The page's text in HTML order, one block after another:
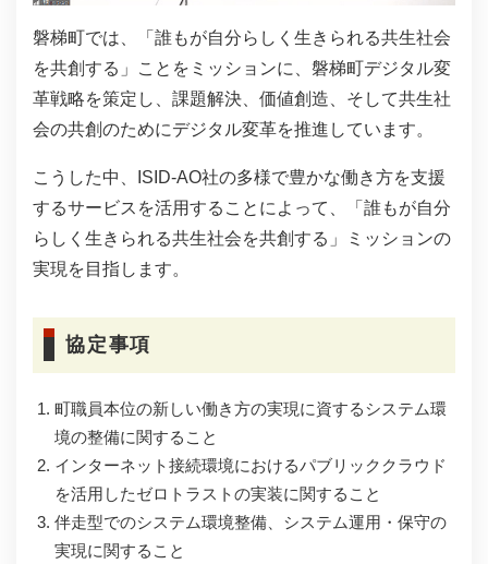
磐梯町では、「誰もが自分らしく生きられる共生社会
を共創する」ことをミッションに、磐梯町デジタル変
革戦略を策定し、課題解決、価値創造、そして共生社
会の共創のためにデジタル変革を推進しています。
こうした中、ISID-AO社の多様で豊かな働き方を支援
するサービスを活用することによって、「誰もが自分
らしく生きられる共生社会を共創する」ミッションの
実現を目指します。
協定事項
町職員本位の新しい働き方の実現に資するシステム環
境の整備に関すること
インターネット接続環境におけるパブリッククラウド
を活用したゼロトラストの実装に関すること
伴走型でのシステム環境整備、システム運用・保守の
実現に関すること